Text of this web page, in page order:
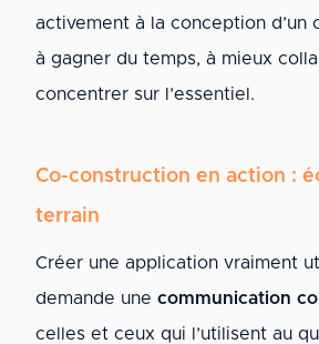
activement à la conception d’un
à gagner du temps, à mieux
concentrer sur l’essentiel.
Co-construction en action :
terrain
Créer une application vraiment
demande une communication
celles et ceux qui l’utilisent au